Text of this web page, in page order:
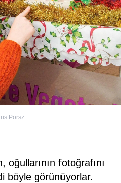
Porsz
oğullarının fotoğrafını
böyle görünüyorlar.